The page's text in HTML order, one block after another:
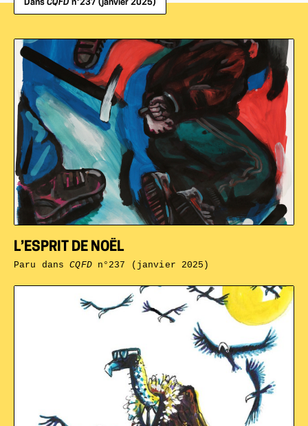
Dans CQFD n°237 (janvier 2025)
L’ESPRIT DE NOËL
Paru dansCQFDn°237 (janvier 2025)